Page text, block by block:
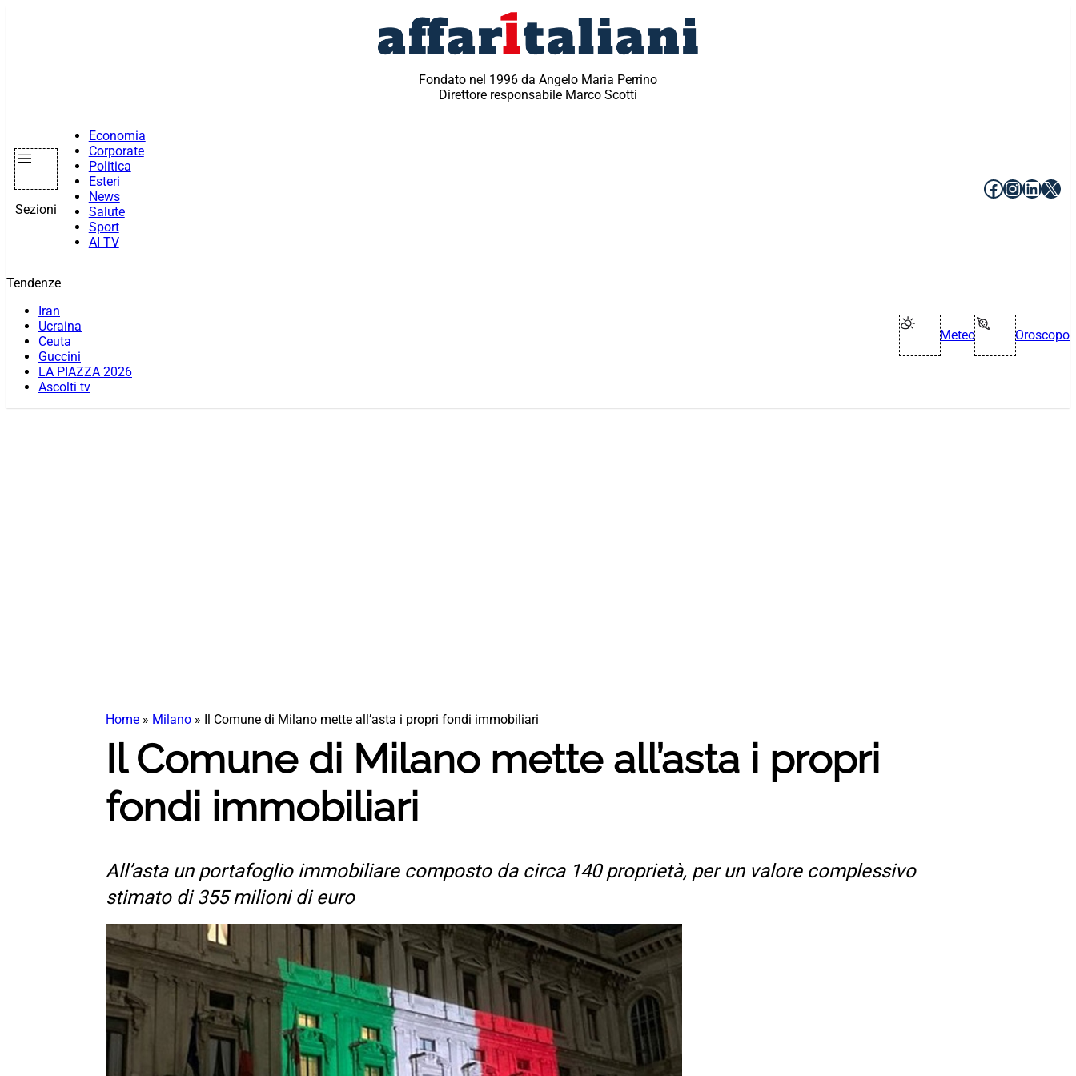
Fondato nel 1996 da Angelo Maria Perrino
Direttore responsabile Marco Scotti
Sezioni
Economia
Corporate
Politica
Esteri
News
Salute
Sport
AI TV
Facebook
X
Tendenze
Iran
Ucraina
Ceuta
Guccini
LA PIAZZA 2026
Ascolti tv
Meteo Oroscopo
Home » Milano » Il Comune di Milano mette all’asta i propri fondi immobiliari
Il Comune di Milano mette all’asta i propri
fondi immobiliari
All’asta un portafoglio immobiliare composto da circa 140 proprietà, per un valore complessivo
stimato di 355 milioni di euro